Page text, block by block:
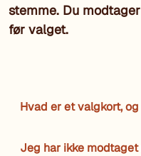
stemme. Du
før valget.
Hvad er et valgkort,
Jeg har ikke